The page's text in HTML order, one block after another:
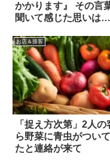
かかります』 その言
聞いて感じた思いは…
お店＆接客
「捉え方次第」2人の
ら野菜に青虫がつい
たと連絡が来て